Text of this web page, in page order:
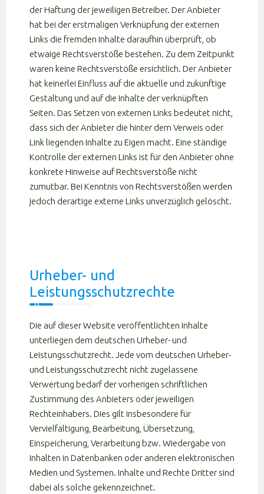
der Haftung der jeweiligen Betreiber. Der Anbieter
hat bei der erstmaligen Verknüpfung der externen
Links die fremden Inhalte daraufhin überprüft, ob
etwaige Rechtsverstöße bestehen. Zu dem Zeitpunkt
waren keine Rechtsverstöße ersichtlich. Der Anbieter
hat keinerlei Einfluss auf die aktuelle und zukünftige
Gestaltung und auf die Inhalte der verknüpften
Seiten. Das Setzen von externen Links bedeutet nicht,
dass sich der Anbieter die hinter dem Verweis oder
Link liegenden Inhalte zu Eigen macht. Eine ständige
Kontrolle der externen Links ist für den Anbieter ohne
konkrete Hinweise auf Rechtsverstöße nicht
zumutbar. Bei Kenntnis von Rechtsverstößen werden
jedoch derartige externe Links unverzüglich gelöscht.
Urheber- und
Leistungsschutzrechte
Die auf dieser Website veröffentlichten Inhalte
unterliegen dem deutschen Urheber- und
Leistungsschutzrecht. Jede vom deutschen Urheber-
und Leistungsschutzrecht nicht zugelassene
Verwertung bedarf der vorherigen schriftlichen
Zustimmung des Anbieters oder jeweiligen
Rechteinhabers. Dies gilt insbesondere für
Vervielfältigung, Bearbeitung, Übersetzung,
Einspeicherung, Verarbeitung bzw. Wiedergabe von
Inhalten in Datenbanken oder anderen elektronischen
Medien und Systemen. Inhalte und Rechte Dritter sind
dabei als solche gekennzeichnet.